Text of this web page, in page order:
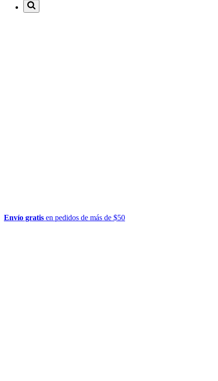
Envío gratis en pedidos de más de $50